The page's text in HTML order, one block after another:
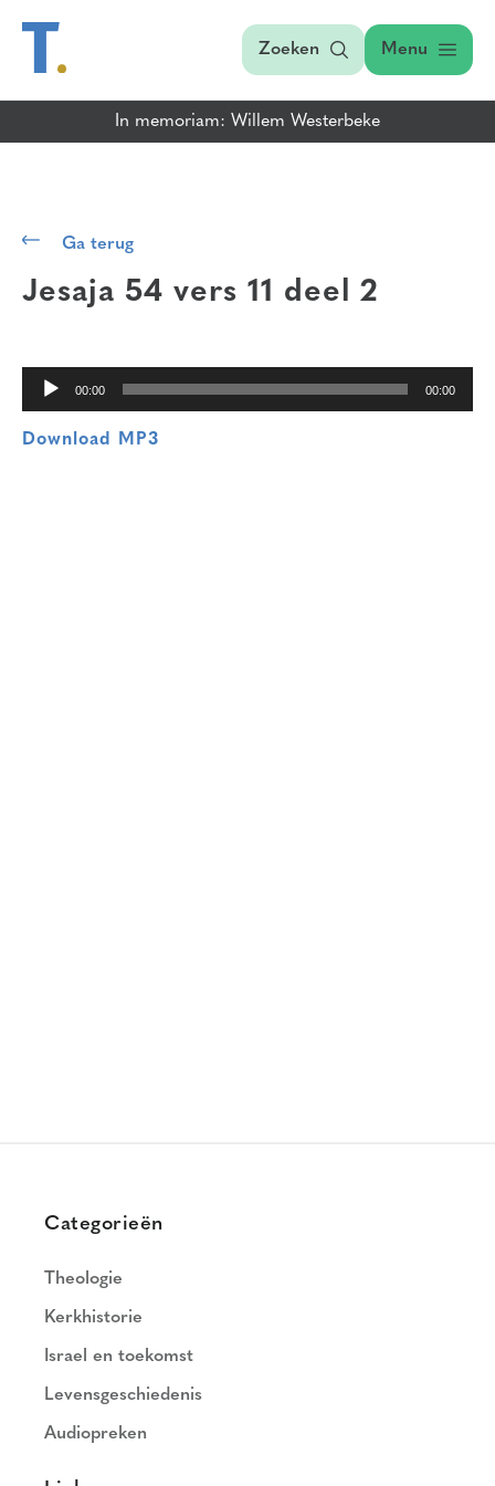
Zoeken Menu
In memoriam: Willem Westerbeke
Ga terug
Jesaja 54 vers 11 deel 2
00:00 00:00
Download MP3
Categorieën
Theologie
Kerkhistorie
Israel en toekomst
Levensgeschiedenis
Audiopreken